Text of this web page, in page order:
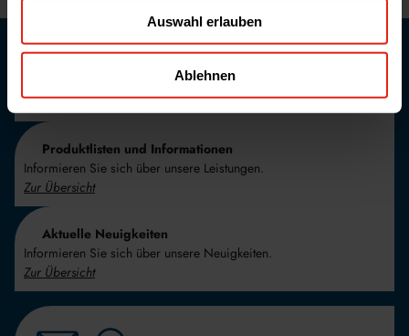
Auswahl erlauben
Ablehnen
Informieren Sie sich über unsere aktuellen Stellenangebote.
Zur Übersicht
Produktlisten und Informationen
Informieren Sie sich über unsere Leistungen.
Zur Übersicht
Aktuelle Neuigkeiten
Informieren Sie sich über unsere Neuigkeiten.
Zur Übersicht